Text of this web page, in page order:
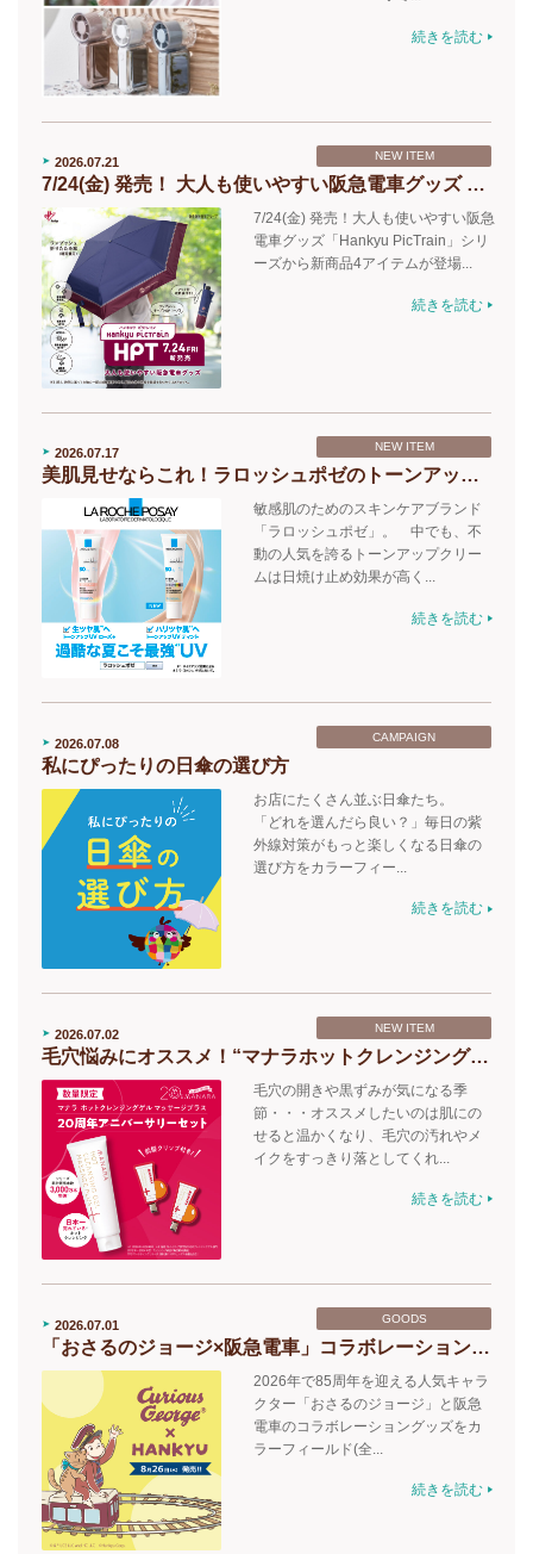
続きを読む
2026.07.21 NEW ITEM
7/24(金) 発売！ 大人も使いやすい阪急電車グッズ 「Hankyu PicTrain」シリーズから 新商品4アイテムが登場！
7/24(金) 発売！大人も使いやすい阪急
電車グッズ「Hankyu PicTrain」シリ
ーズから新商品4アイテムが登場...
続きを読む
2026.07.17 NEW ITEM
美肌見せならこれ！ラロッシュポゼのトーンアップUV化粧下地
敏感肌のためのスキンケアブランド
「ラロッシュポゼ」。 中でも、不
動の人気を誇るトーンアップクリー
ムは日焼け止め効果が高く...
続きを読む
2026.07.08 CAMPAIGN
私にぴったりの日傘の選び方
お店にたくさん並ぶ日傘たち。
「どれを選んだら良い？」毎日の紫
外線対策がもっと楽しくなる日傘の
選び方をカラーフィー...
続きを読む
2026.07.02 NEW ITEM
毛穴悩みにオススメ！“マナラホットクレンジングゲル”
毛穴の開きや黒ずみが気になる季
節・・・オススメしたいのは肌にの
せると温かくなり、毛穴の汚れやメ
イクをすっきり落としてくれ...
続きを読む
2026.07.01 GOODS
「おさるのジョージ×阪急電車」コラボレーショングッズ 8/26(水)に発売！
2026年で85周年を迎える人気キャラ
クター「おさるのジョージ」と阪急
電車のコラボレーショングッズをカ
ラーフィールド(全...
続きを読む